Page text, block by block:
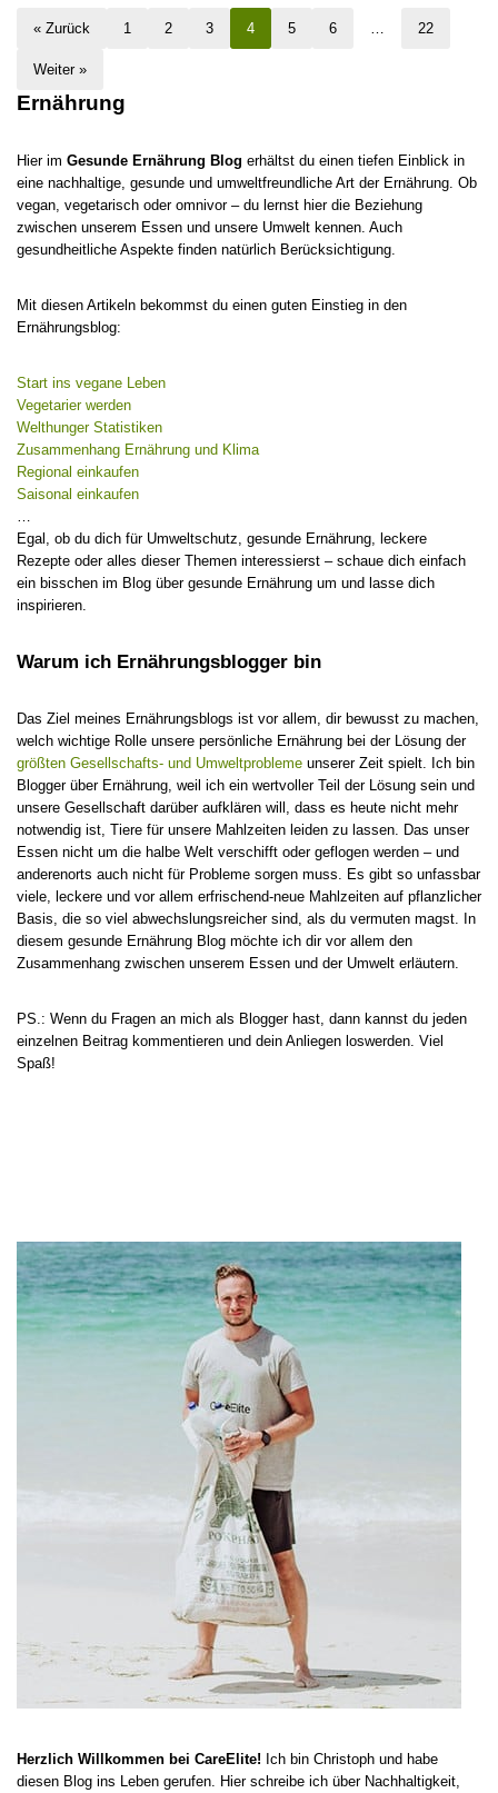
Ernährung
Hier im Gesunde Ernährung Blog erhältst du einen tiefen Einblick in
eine nachhaltige, gesunde und umweltfreundliche Art der Ernährung. Ob
vegan, vegetarisch oder omnivor – du lernst hier die Beziehung
zwischen unserem Essen und unsere Umwelt kennen. Auch
gesundheitliche Aspekte finden natürlich Berücksichtigung.
Mit diesen Artikeln bekommst du einen guten Einstieg in den
Ernährungsblog:
Start ins vegane Leben
Vegetarier werden
Welthunger Statistiken
Zusammenhang Ernährung und Klima
Regional einkaufen
Saisonal einkaufen
Egal, ob du dich für Umweltschutz, gesunde Ernährung, leckere
Rezepte oder alles dieser Themen interessierst – schaue dich einfach
ein bisschen im Blog über gesunde Ernährung um und lasse dich
inspirieren.
Warum ich Ernährungsblogger bin
Das Ziel meines Ernährungsblogs ist vor allem, dir bewusst zu machen,
welch wichtige Rolle unsere persönliche Ernährung bei der Lösung der
größten Gesellschafts- und Umweltprobleme unserer Zeit spielt. Ich bin
Blogger über Ernährung, weil ich ein wertvoller Teil der Lösung sein und
unsere Gesellschaft darüber aufklären will, dass es heute nicht mehr
notwendig ist, Tiere für unsere Mahlzeiten leiden zu lassen. Das unser
Essen nicht um die halbe Welt verschifft oder geflogen werden – und
anderenorts auch nicht für Probleme sorgen muss. Es gibt so unfassbar
viele, leckere und vor allem erfrischend-neue Mahlzeiten auf pflanzlicher
Basis, die so viel abwechslungsreicher sind, als du vermuten magst. In
diesem gesunde Ernährung Blog möchte ich dir vor allem den
Zusammenhang zwischen unserem Essen und der Umwelt erläutern.
PS.: Wenn du Fragen an mich als Blogger hast, dann kannst du jeden
einzelnen Beitrag kommentieren und dein Anliegen loswerden. Viel
Spaß!
« Zurück 1 2 3 4 5 6 22
Weiter »
Herzlich Willkommen bei CareElite! Ich bin Christoph und habe
diesen Blog ins Leben gerufen. Hier schreibe ich über Nachhaltigkeit,